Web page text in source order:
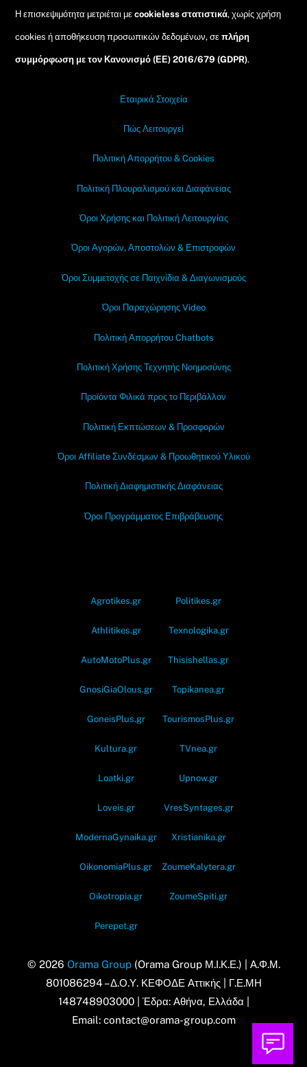
Η επισκεψιμότητα μετριέται μεcookieless στατιστικά, χωρίς χρήση
cookies ή αποθήκευση προσωπικών δεδομένων, σεπλήρη
συμμόρφωση με τον Κανονισμό (ΕΕ) 2016/679 (GDPR).
Εταιρικά Στοιχεία
Πώς Λειτουργεί
Πολιτική Απορρήτου & Cookies
Πολιτική Πλουραλισμού και Διαφάνειας
Όροι Χρήσης και Πολιτική Λειτουργίας
Όροι Αγορών, Αποστολών & Επιστροφών
Όροι Συμμετοχής σε Παιχνίδια & Διαγωνισμούς
Όροι Παραχώρησης Video
Πολιτική Απορρήτου Chatbots
Πολιτική Χρήσης Τεχνητής Νοημοσύνης
Προϊόντα Φιλικά προς το Περιβάλλον
Πολιτική Εκπτώσεων & Προσφορών
Όροι Affiliate Συνδέσμων & Προωθητικού Υλικού
Πολιτική Διαφημιστικής Διαφάνειας
Όροι Προγράμματος Επιβράβευσης
Agrotikes.gr Politikes.gr
Athlitikes.gr Texnologika.gr
AutoMotoPlus.gr Thisishellas.gr
GnosiGiaOlous.gr Topikanea.gr
GoneisPlus.gr TourismosPlus.gr
Kultura.gr TVnea.gr
Loatki.gr Upnow.gr
Loveis.gr VresSyntages.gr
ModernaGynaika.gr Xristianika.gr
OikonomiaPlus.gr ZoumeKalytera.gr
Oikotropia.gr ZoumeSpiti.gr
Perepet.gr
© 2026 Orama Group(Orama Group Μ.Ι.Κ.Ε.) | Α.Φ.Μ.
801086294 – Δ.Ο.Υ. ΚΕΦΟΔΕ Αττικής | Γ.Ε.ΜΗ
148748903000 | Έδρα: Αθήνα, Ελλάδα |
Email: contact@orama-group.com